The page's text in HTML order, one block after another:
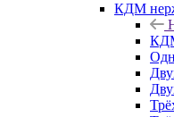
КДМ